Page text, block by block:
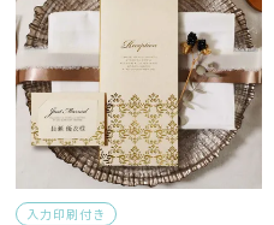
入力印刷付き